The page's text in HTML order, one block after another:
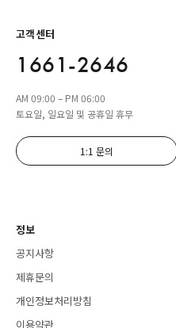
고객센터
1661-2646
AM 09:00 – PM 06:00
토요일, 일요일 및 공휴일 휴무
1:1 문의
정보
공지사항
제휴문의
개인정보처리방침
이용약관